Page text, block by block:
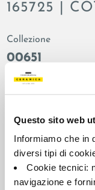
Questo sito web
Informiamo che in
diversi tipi di
Cookie tecnici:
navigazione e
165725 |
Collezione
00651
Colore:
Cotto
Fondo
Formato:
90.0x90.0